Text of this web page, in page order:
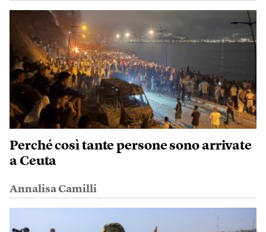
Perché così tante persone sono arrivate
a Ceuta
Annalisa Camilli